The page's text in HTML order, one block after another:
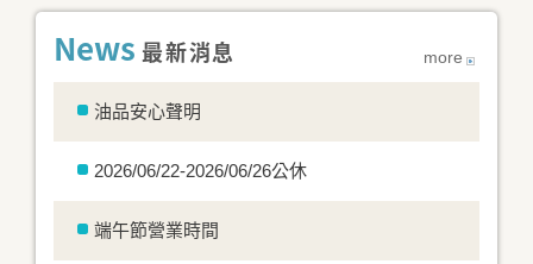
媒體報導
購買產品
more
News 最新消息
油品安心聲明
2026/06/22-2026/06/26公休
端午節營業時間